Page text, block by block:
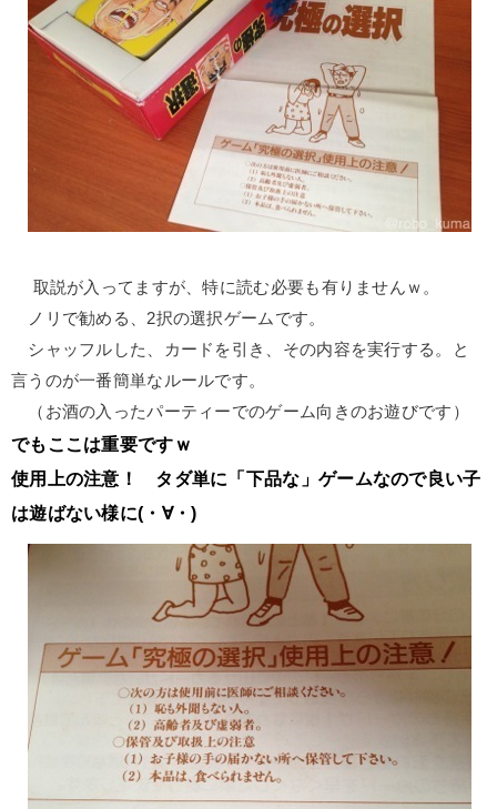
取説が入ってますが、特に読む必要も有りませんｗ。
ノリで勧める、2択の選択ゲームです。
シャッフルした、カードを引き、その内容を実行する。と
言うのが一番簡単なルールです。
（お酒の入ったパーティーでのゲーム向きのお遊びです）
でもここは重要ですｗ
使用上の注意！ タダ単に「下品な」ゲームなので良い子
は遊ばない様に(・∀・)